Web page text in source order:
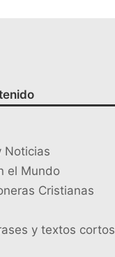
Noticias
el Mundo
Cristianas
y textos cortos